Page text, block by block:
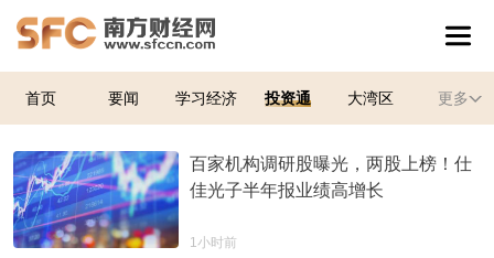
首页 要闻 学习经济 投资通 大湾区 更多
百家机构调研股曝光，两股上榜！仕
佳光子半年报业绩高增长
1小时前